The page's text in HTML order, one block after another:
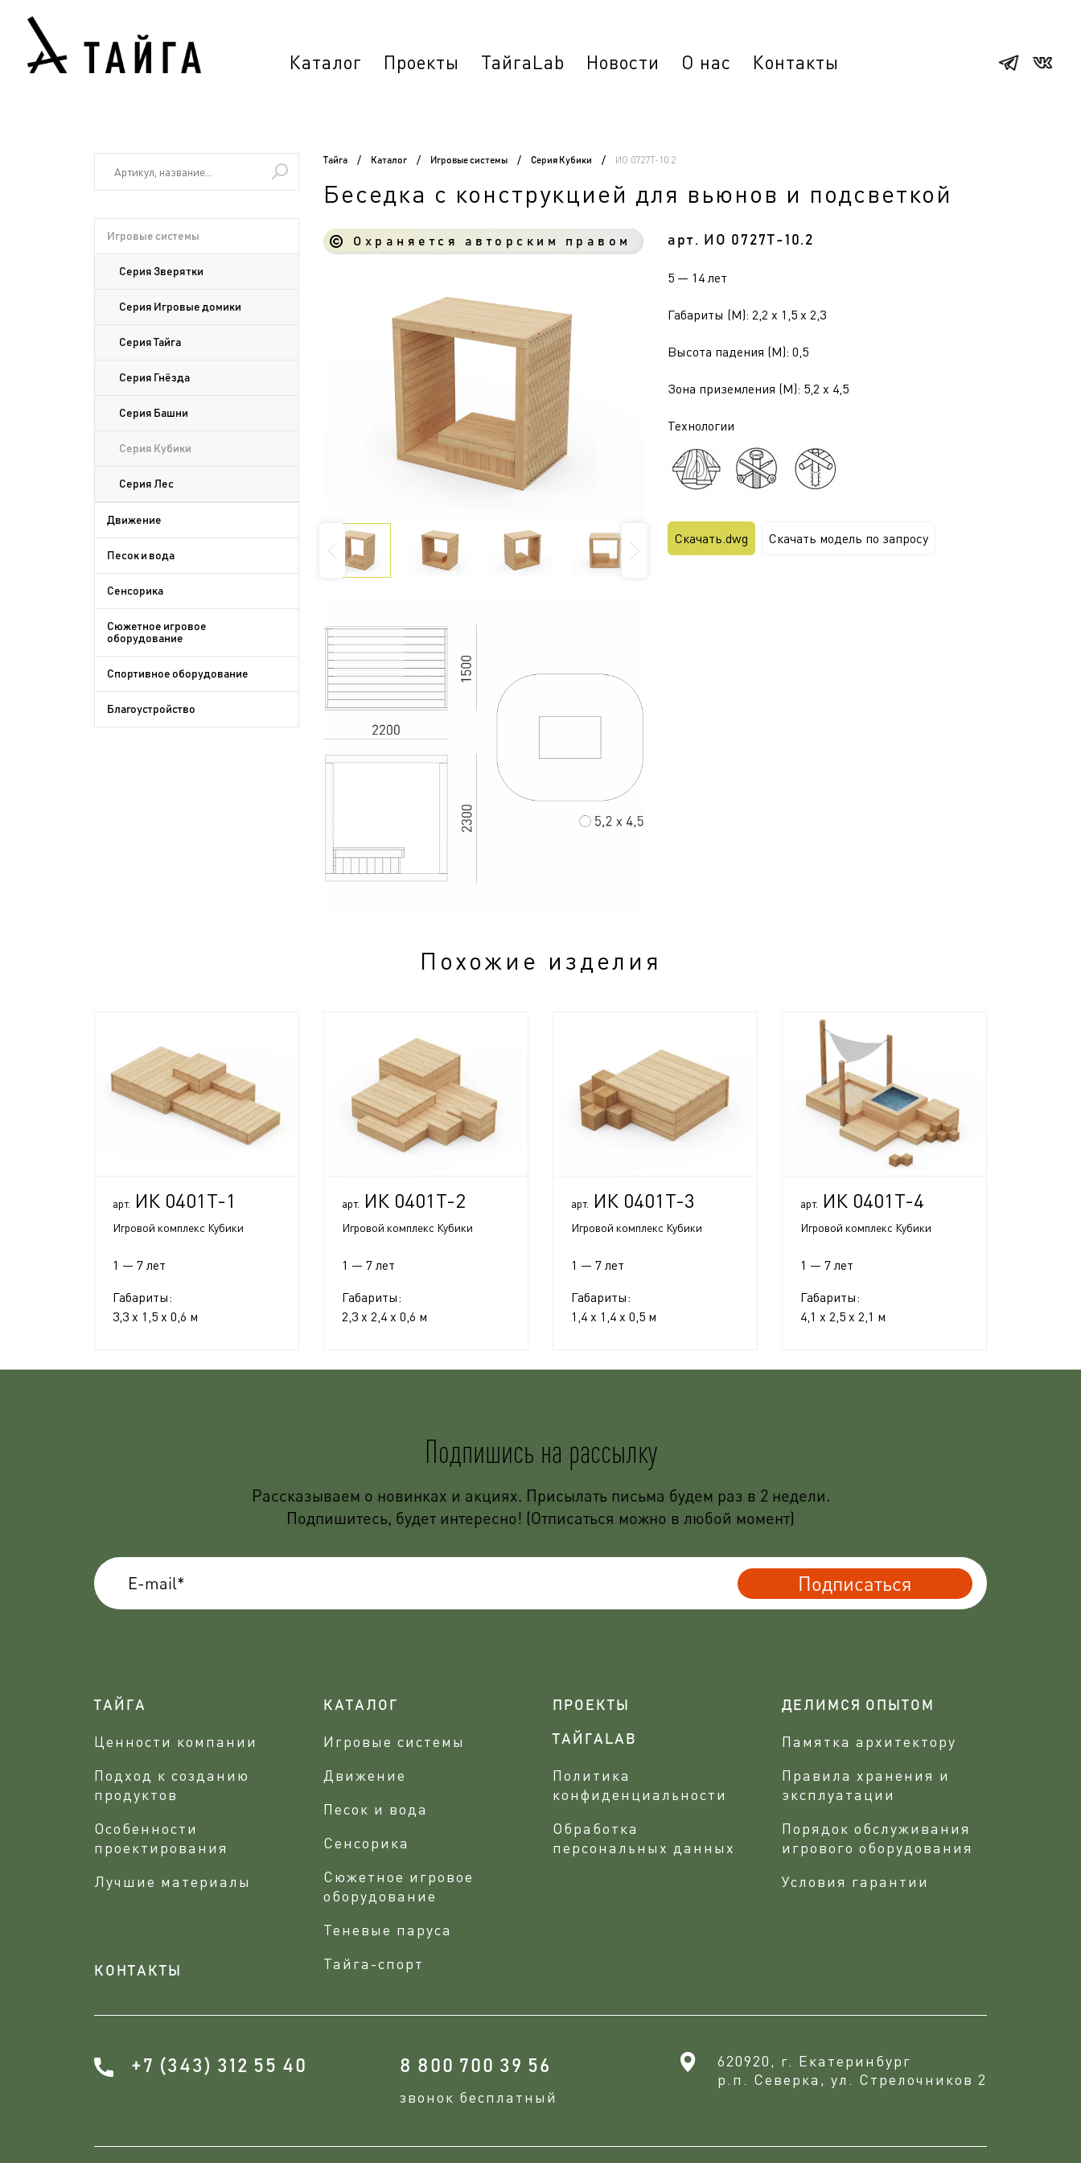
Каталог Проекты ТайгаLab Новости О нас Контакты
Игровые системы
Серия Зверятки
Серия Игровые домики
Серия Тайга
Серия Гнёзда
Серия Башни
Серия Кубики
Серия Лес
Движение
Песок и вода
Сенсорика
Сюжетное игровое
оборудование
Спортивное оборудование
Благоустройство
Тайга / Каталог / Игровые системы / Серия Кубики / ИО 0727Т-10.2
Беседка с конструкцией для вьюнов и подсветкой
Охраняется авторским правом арт. ИО 0727Т-10.2
5 — 14 лет
Габариты (М): 2,2 x 1,5 x 2,3
Высота падения (М): 0,5
Зона приземления (М): 5,2 x 4,5
Технологии
Скачать.dwg Скачать модель по запросу
Похожие изделия
арт. ИК 0401Т-1
Игровой комплекс Кубики
1 — 7 лет
Габариты:
3,3 x 1,5 x 0,6 м
арт. ИК 0401Т-2
Игровой комплекс Кубики
1 — 7 лет
Габариты:
2,3 x 2,4 x 0,6 м
арт. ИК 0401Т-3
Игровой комплекс Кубики
1 — 7 лет
Габариты:
1,4 x 1,4 x 0,5 м
арт. ИК 0401Т-4
Игровой комплекс Кубики
1 — 7 лет
Габариты:
4,1 x 2,5 x 2,1 м
Подпишись на рассылку
Рассказываем о новинках и акциях. Присылать письма будем раз в 2 недели.
Подпишитесь, будет интересно! (Отписаться можно в любой момент)
Подписаться
ТАЙГА
Ценности компании
Подход к созданию
продуктов
Особенности
проектирования
Лучшие материалы
КОНТАКТЫ
КАТАЛОГ
Игровые системы
Движение
Песок и вода
Сенсорика
Сюжетное игровое
оборудование
Теневые паруса
Тайга-спорт
ПРОЕКТЫ
ТАЙГАLAB
Политика
конфиденциальности
Обработка
персональных данных
ДЕЛИМСЯ ОПЫТОМ
Памятка архитектору
Правила хранения и
эксплуатации
Порядок обслуживания
игрового оборудования
Условия гарантии
+7 (343) 312 55 40 8 800 700 39 56
звонок бесплатный
620920, г. Екатеринбург
р.п. Северка, ул. Стрелочников 2